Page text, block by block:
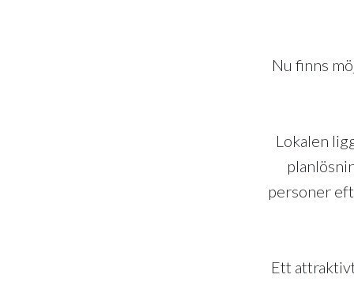
Nu finns
Lokalen
personer
Ett